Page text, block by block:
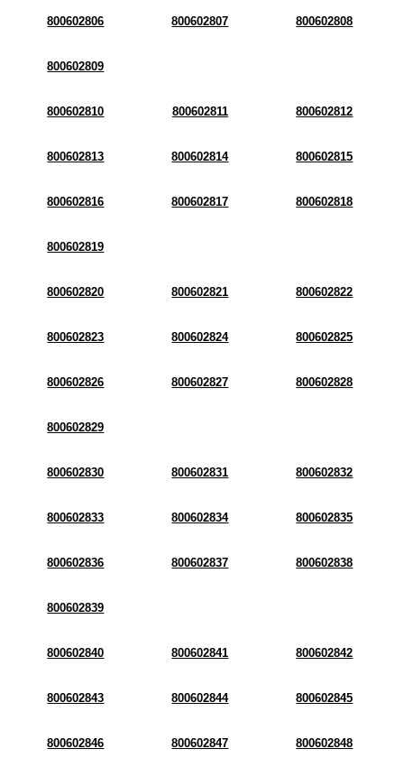
800602806 800602807 800602808
800602809
800602810 800602811 800602812
800602813 800602814 800602815
800602816 800602817 800602818
800602819
800602820 800602821 800602822
800602823 800602824 800602825
800602826 800602827 800602828
800602829
800602830 800602831 800602832
800602833 800602834 800602835
800602836 800602837 800602838
800602839
800602840 800602841 800602842
800602843 800602844 800602845
800602846 800602847 800602848